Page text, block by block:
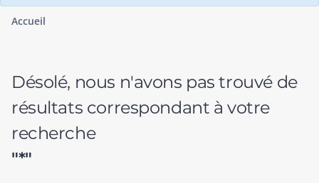
Accueil
Désolé, nous n'avons pas trouvé de
résultats correspondant à votre
recherche
"*"